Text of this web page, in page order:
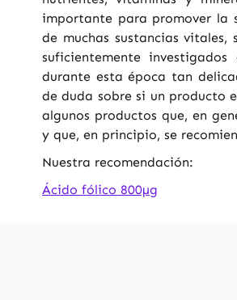
importante para promover la
de muchas sustancias
suficientemente
durante esta época tan
de duda sobre si un producto
algunos productos que, en
y que, en principio, se
Nuestra recomendación:
Ácido fólico 800µg